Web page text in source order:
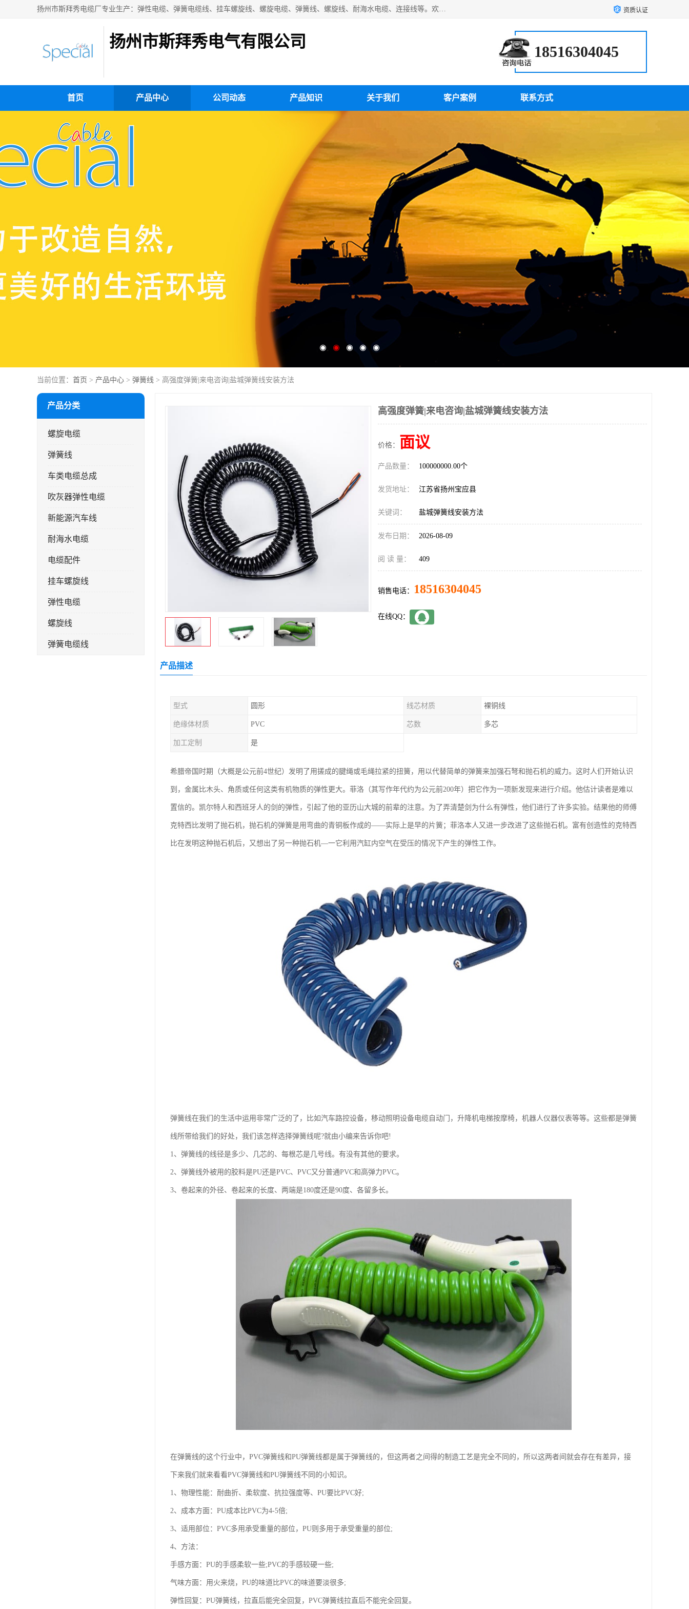
扬州市斯拜秀电缆厂专业生产：弹性电缆、弹簧电缆线、挂车螺旋线、螺旋电缆、弹簧线、螺旋线、耐海水电缆、连接线等。欢迎来电咨询！ 资质认证
扬州市斯拜秀电气有限公司
18516304045
首页 产品中心 公司动态 产品知识 关于我们 客户案例 联系方式
当前位置： 首页 > 产品中心 > 弹簧线 > 高强度弹簧|来电咨询|盐城弹簧线安装方法
产品分类
螺旋电缆
弹簧线
车类电缆总成
吹灰器弹性电缆
新能源汽车线
耐海水电缆
电缆配件
挂车螺旋线
弹性电缆
螺旋线
弹簧电缆线
高强度弹簧|来电咨询|盐城弹簧线安装方法
价格： 面议
产品数量： 100000000.00个
发货地址： 江苏省扬州宝应县
关键词： 盐城弹簧线安装方法
发布日期： 2026-08-09
阅 读 量： 409
销售电话： 18516304045
在线QQ：
产品描述
型式 圆形 线芯材质 裸铜线
绝缘体材质 PVC 芯数 多芯
加工定制 是
希腊帝国时期（大概是公元前4世纪）发明了用搓成的腱绳或毛绳拉紧的扭簧，用以代替简单的弹簧来加强石弩和抛石机的威力。这时人们开始认识
到，金属比木头、角质或任何这类有机物质的弹性更大。菲洛（其写作年代约为公元前200年）把它作为一项新发现来进行介绍。他估计读者是难以
置信的。凯尔特人和西班牙人的剑的弹性，引起了他的亚历山大城的前辈的注意。为了弄清楚剑为什么有弹性，他们进行了许多实验。结果他的师傅
克特西比发明了抛石机，抛石机的弹簧是用弯曲的青铜板作成的——实际上是早的片簧；菲洛本人又进一步改进了这些抛石机。富有创造性的克特西
比在发明这种抛石机后，又想出了另一种抛石机—一它利用汽缸内空气在受压的情况下产生的弹性工作。
弹簧线在我们的生活中运用非常广泛的了，比如汽车路控设备，移动照明设备电缆自动门，升降机电梯按摩椅，机器人仪器仪表等等。这些都是弹簧
线所带给我们的好处，我们该怎样选择弹簧线呢?就由小编来告诉你吧!
1、弹簧线的线径是多少、几芯的、每根芯是几号线。有没有其他的要求。
2、弹簧线外被用的胶料是PU还是PVC、PVC又分普通PVC和高弹力PVC。
3、卷起来的外径、卷起来的长度、两端是180度还是90度、各留多长。
在弹簧线的这个行业中，PVC弹簧线和PU弹簧线都是属于弹簧线的，但这两者之间得的制造工艺是完全不同的，所以这两者间就会存在有差异，接
下来我们就来看看PVC弹簧线和PU弹簧线不同的小知识。
1、物理性能：耐曲折、柔软度、抗拉强度等、PU要比PVC好;
2、成本方面：PU成本比PVC为4-5倍;
3、适用部位：PVC多用承受重量的部位，PU则多用于承受重量的部位;
4、方法：
手感方面：PU的手感柔软一些;PVC的手感较硬一些;
气味方面：用火来烧，PU的味道比PVC的味道要淡很多;
弹性回复：PU弹簧线，拉直后能完全回复，PVC弹簧线拉直后不能完全回复。